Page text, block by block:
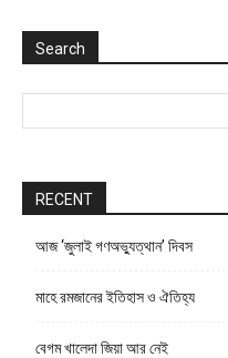
Search
RECENT
আজ ‘জুলাই গণঅভ্যুত্থান’ দিবস
মাহে রমজানের ইতিহাস ও ঐতিহ্য
বেগম খালেদা জিয়া আর নেই